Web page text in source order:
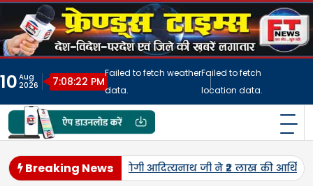
Skip
content
10 Aug
2026
7:08:25 PM
Failed to fetch weather
data.
Failed to fetch
location data.
फ्रेंड्स टाइम्स
Breaking News
उपलब्ध कराई। तमिलनाडु में सड़क हादसे में महराजगंज के 32